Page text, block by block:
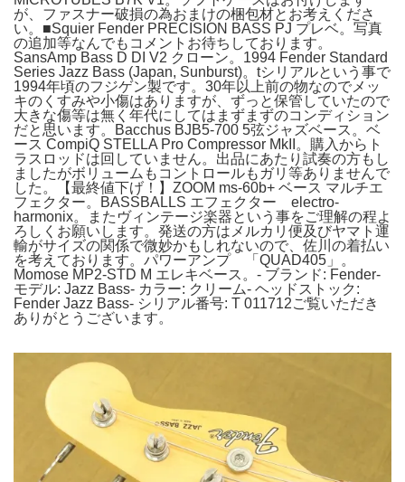
が、ファスナー破損の為おまけの梱包材とお考えくださ
い。■Squier Fender PRECISION BASS PJ プレベ。写真
の追加等なんでもコメントお待ちしております。
SansAmp Bass D DI V2 クローン。1994 Fender Standard
Series Jazz Bass (Japan, Sunburst)。tシリアルという事で
1994年頃のフジゲン製です。30年以上前の物なのでメッ
キのくすみや小傷はありますが、ずっと保管していたので
大きな傷等は無く年代にしてはまずまずのコンディション
だと思います。Bacchus BJB5-700 5弦ジャズベース。ベ
ース CompiQ STELLA Pro Compressor MkII。購入からト
ラスロッドは回していません。出品にあたり試奏の方もし
ましたがボリュームもコントロールもガリ等ありませんで
した。【最終値下げ！】ZOOM ms-60b+ ベース マルチエ
フェクター。BASSBALLS エフェクター electro-
harmonix。またヴィンテージ楽器という事をご理解の程よ
ろしくお願いします。発送の方はメルカリ便及びヤマト運
輸がサイズの関係で微妙かもしれないので、佐川の着払い
を考えております。パワーアンプ 「QUAD405」。
Momose MP2-STD M エレキベース。- ブランド: Fender-
モデル: Jazz Bass- カラー: クリーム- ヘッドストック:
Fender Jazz Bass- シリアル番号: T 011712ご覧いただき
ありがとうございます。